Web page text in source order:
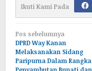
Ikuti Kami Pada
Navigasi
pos
Pos sebelumnya
DPRD Way Kanan
Melaksanakan Sidang
Paripurna Dalam Rangka
Penyambutan Bupati dan